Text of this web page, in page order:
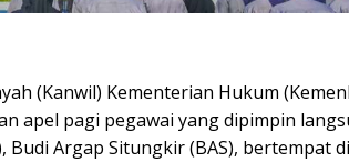
(Kanwil) Kementerian Hukum
apel pagi pegawai yang dipimpin
Budi Argap Situngkir (BAS), bertempat